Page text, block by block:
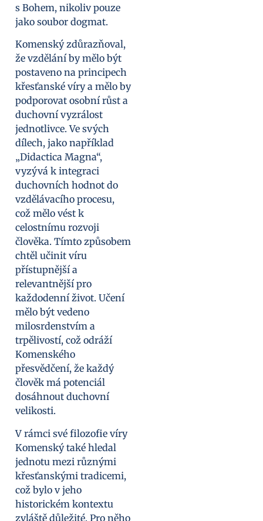
s Bohem, nikoliv pouze
jako soubor dogmat.
Komenský zdůrazňoval,
že vzdělání by mělo být
postaveno na principech
křesťanské víry a mělo by
podporovat osobní růst a
duchovní vyzrálost
jednotlivce. Ve svých
dílech, jako například
„Didactica Magna“,
vyzývá k integraci
duchovních hodnot do
vzdělávacího procesu,
což mělo vést k
celostnímu rozvoji
člověka. Tímto způsobem
chtěl učinit víru
přístupnější a
relevantnější pro
každodenní život. Učení
mělo být vedeno
milosrdenstvím a
trpělivostí, což odráží
Komenského
přesvědčení, že každý
člověk má potenciál
dosáhnout duchovní
velikosti.
V rámci své filozofie víry
Komenský také hledal
jednotu mezi různými
křesťanskými tradicemi,
což bylo v jeho
historickém kontextu
zvláště důležité. Pro něho